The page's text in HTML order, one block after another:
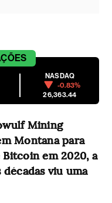
NASDAQ
-0.83%
26,363.44
Mining
Montana para
em 2020, a
viu uma